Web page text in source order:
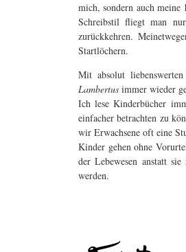
mich, sondern auch meine
Schreibstil fliegt man
zurückkehren.
Startlöchern.
Mit absolut
Lambertus immer wieder
Ich lese Kinderbücher
einfacher betrachten zu
wir Erwachsene oft eine
Kinder gehen ohne
der Lebewesen anstatt
werden.